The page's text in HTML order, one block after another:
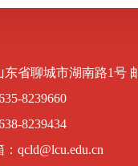
东省聊城市湖南路1号
8239660
8239434
qcld@lcu.edu.cn